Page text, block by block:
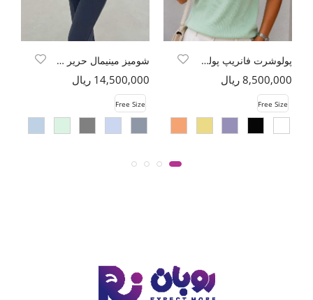
پولوشرت فانریپ پولو کد 5258
8,500,000 ریال
Free Size
شومیز مینیمال حریر شیشه ای طرح محو
14,500,000 ریال
Free Size